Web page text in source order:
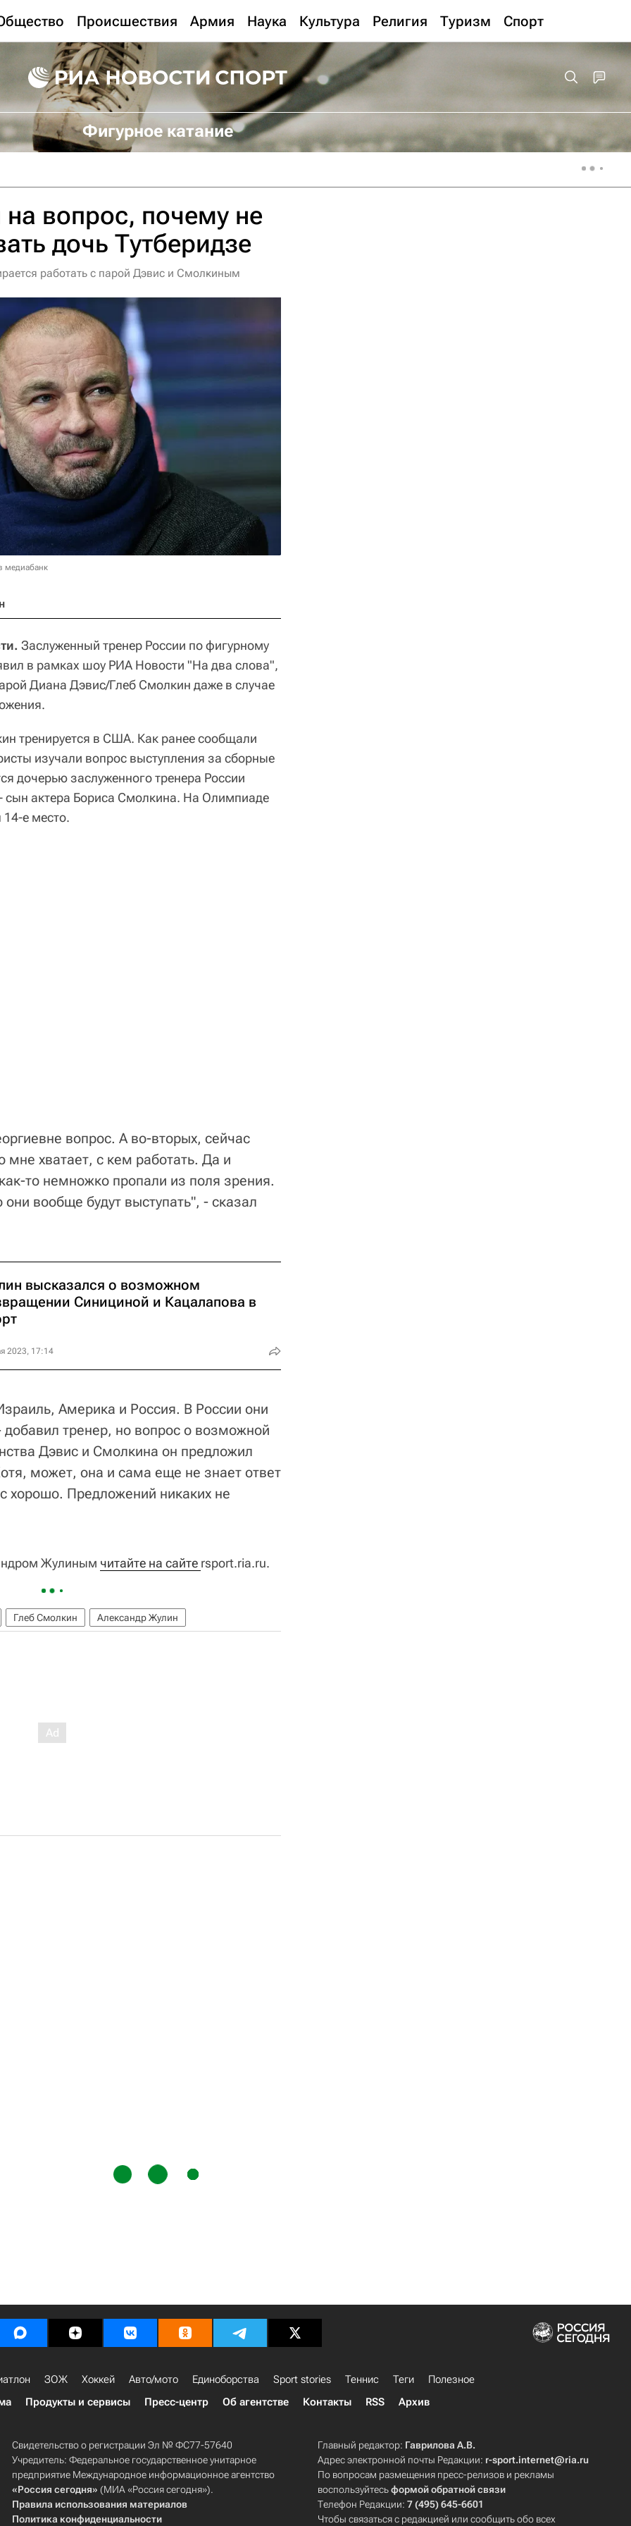
Происшествия Армия Наука Культура Религия Туризм Спорт
Фигурное катание
вопрос, почему не
дочь Тутберидзе
работать с парой Дэвис и Смолкиным
медиабанк
Заслуженный тренер России по фигурному
в рамках шоу РИА Новости "На два слова",
Диана Дэвис/Глеб Смолкин даже в случае
тренируется в США. Как ранее сообщали
изучали вопрос выступления за сборные
дочерью заслуженного тренера России
сын актера Бориса Смолкина. На Олимпиаде
14-е место.
вопрос. А во-вторых, сейчас
мне хватает, с кем работать. Да и
то немножко пропали из поля зрения.
вообще будут выступать", - сказал
высказался о возможном
Синициной и Кацалапова в
2023, 17:14
Америка и Россия. В России они
тренер, но вопрос о возможной
Дэвис и Смолкина он предложил
может, она и сама еще не знает ответ
хорошо. Предложений никаких не
Жулиным читайте на сайте rsport.ria.ru.
Глеб Смолкин Александр Жулин
ЗОЖ Хоккей Авто/мото Единоборства Sport stories Теннис Теги
Полезное
Продукты и сервисы Пресс-центр Об агентстве Контакты RSS Архив
Свидетельство о регистрации Эл № ФС77-57640
Учредитель: Федеральное государственное унитарное
предприятие Международное информационное агентство
«Россия сегодня» (МИА «Россия сегодня»).
Правила использования материалов
Политика конфиденциальности
Главный редактор: Гаврилова А.В.
Адрес электронной почты Редакции: r-sport.internet@ria.ru
По вопросам размещения пресс-релизов и рекламы
воспользуйтесьформой обратной связи
Телефон Редакции:7 (495) 645-6601
Чтобы связаться с редакцией или сообщить обо всех